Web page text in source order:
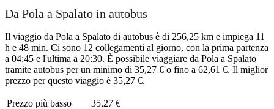
Da Pola a Spalato in autobus
Il viaggio da Pola a Spalato di autobus è di 256,25 km e impiega 11
h e 48 min. Ci sono 12 collegamenti al giorno, con la prima partenza
a 04:45 e l'ultima a 20:30. È possibile viaggiare da Pola a Spalato
tramite autobus per un minimo di 35,27 € o fino a 62,61 €. Il miglior
prezzo per questo viaggio è 35,27 €.
Prezzo più basso
35,27 €